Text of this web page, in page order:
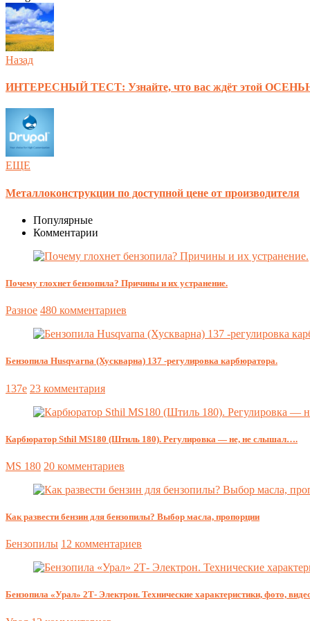
Назад
ИНТЕРЕСНЫЙ ТЕСТ: Узнайте, что вас ждёт этой
ЕЩЕ
Металлоконструкции по доступной цене от производителя
Популярные
Комментарии
Почему глохнет бензопила? Причины и их устранение.
Разное 480 комментариев
Бензопила Husqvarna (Хускварна) 137 -регулировка карбюратора.
137e 23 комментария
Карбюратор Sthil MS180 (Штиль 180). Регулировка — не, не слышал….
MS 180 20 комментариев
Как развести бензин для бензопилы? Выбор масла, пропорции
Бензопилы 12 комментариев
Бензопила «Урал» 2Т- Электрон. Технические характеристики, фото,